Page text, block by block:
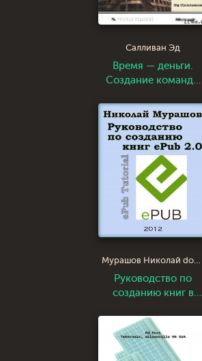
Салливан Эд
Время — деньги.
Создание команды
программного
обеспечения
Мурашов Николай docking the mad dog
Руководство по
созданию книг в